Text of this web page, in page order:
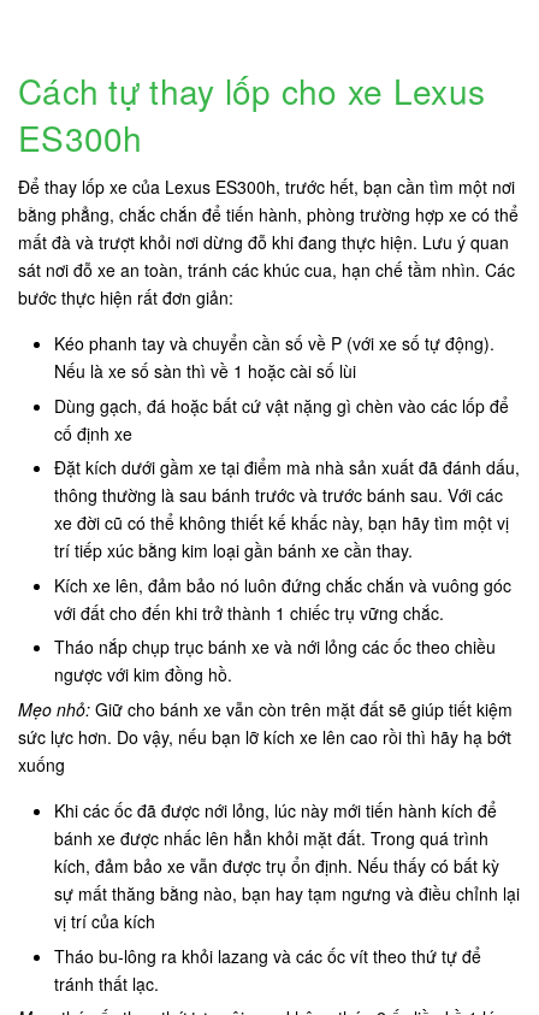
Cách tự thay lốp cho xe Lexus
ES300h
Để thay lốp xe của Lexus ES300h, trước hết, bạn cần tìm một nơi
bằng phẳng, chắc chắn để tiến hành, phòng trường hợp xe có thể
mất đà và trượt khỏi nơi dừng đỗ khi đang thực hiện. Lưu ý quan
sát nơi đỗ xe an toàn, tránh các khúc cua, hạn chế tầm nhìn. Các
bước thực hiện rất đơn giản:
Kéo phanh tay và chuyển cần số về P (với xe số tự động).
Nếu là xe số sàn thì về 1 hoặc cài số lùi
Dùng gạch, đá hoặc bất cứ vật nặng gì chèn vào các lốp để
cố định xe
Đặt kích dưới gầm xe tại điểm mà nhà sản xuất đã đánh dấu,
thông thường là sau bánh trước và trước bánh sau. Với các
xe đời cũ có thể không thiết kế khấc này, bạn hãy tìm một vị
trí tiếp xúc bằng kim loại gần bánh xe cần thay.
Kích xe lên, đảm bảo nó luôn đứng chắc chắn và vuông góc
với đất cho đến khi trở thành 1 chiếc trụ vững chắc.
Tháo nắp chụp trục bánh xe và nới lỏng các ốc theo chiều
ngược với kim đồng hồ.
Mẹo nhỏ: Giữ cho bánh xe vẫn còn trên mặt đất sẽ giúp tiết kiệm
sức lực hơn. Do vậy, nếu bạn lỡ kích xe lên cao rồi thì hãy hạ bớt
xuống
Khi các ốc đã được nới lỏng, lúc này mới tiến hành kích để
bánh xe được nhấc lên hẳn khỏi mặt đất. Trong quá trình
kích, đảm bảo xe vẫn được trụ ổn định. Nếu thấy có bất kỳ
sự mất thăng bằng nào, bạn hay tạm ngưng và điều chỉnh lại
vị trí của kích
Tháo bu-lông ra khỏi lazang và các ốc vít theo thứ tự để
tránh thất lạc.